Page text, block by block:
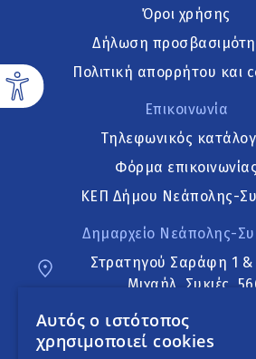
Όροι χρήσης
Δήλωση
Πολιτική απορρήτου και
Επικοινωνία
Τηλεφωνικός
Φόρμα επικοινωνίας
ΚΕΠ Δήμου Νεάπολης-
Δημαρχείο Νεάπολης-
Στρατηγού Σαράφη 1 &
Μιχαήλ, Συκιές,
Ακολουθήστε
Αυτός ο ιστότοπος
χρησιμοποιεί cookies